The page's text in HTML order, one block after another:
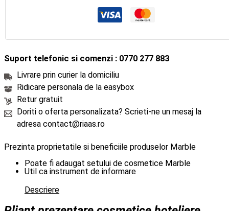
Suport telefonic si comenzi : 0770 277 883
Livrare prin curier la domiciliu
Ridicare personala de la easybox
Retur gratuit
Doriti o oferta personalizata? Scrieti-ne un mesaj la
adresa contact@riaas.ro
Prezinta proprietatile si beneficiile produselor Marble
Poate fi adaugat setului de cosmetice Marble
Util ca instrument de informare
Descriere